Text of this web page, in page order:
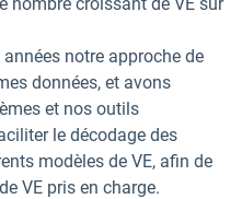
notre approche de
données, et avons
et nos outils
le décodage des
modèles de VE, afin de
VE pris en charge.